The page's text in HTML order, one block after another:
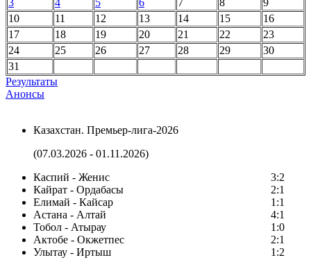
3 4 5 6 7 8
9
10
11 12 13 14 15
16
17
18 19 20 21 22
23
24
25 26 27 28 29
30
31
Результаты
Анонсы
Казахстан. Премьер-лига-2026
(07.03.2026 - 01.11.2026)
Каспий - Женис
3:2
Кайрат - Ордабасы
2:1
Елимай - Кайсар
1:1
Астана - Алтай
4:1
Тобол - Атырау
1:0
Актобе - Окжетпес
2:1
Улытау - Иртыш
1:2